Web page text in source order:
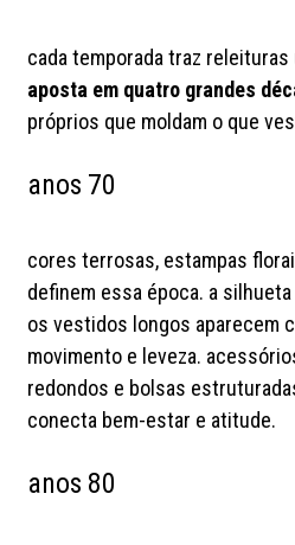
cada temporada traz
aposta em quatro grandes
próprios que moldam o que
anos 70
cores terrosas, estampas
definem essa época. a
os vestidos longos aparecem
movimento e leveza.
redondos e bolsas
conecta bem-estar e atitude.
anos 80